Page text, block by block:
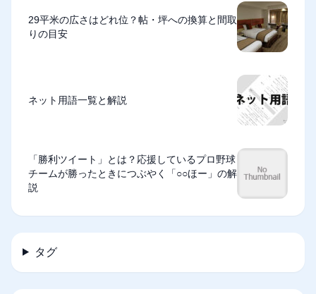
29平米の広さはどれ位？帖・坪への換算と間取
りの目安
ネット用語一覧と解説
「勝利ツイート」とは？応援しているプロ野球
チームが勝ったときにつぶやく「○○ほー」の解
説
タグ